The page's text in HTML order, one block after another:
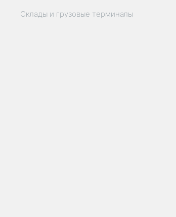
Склады и грузовые терминалы